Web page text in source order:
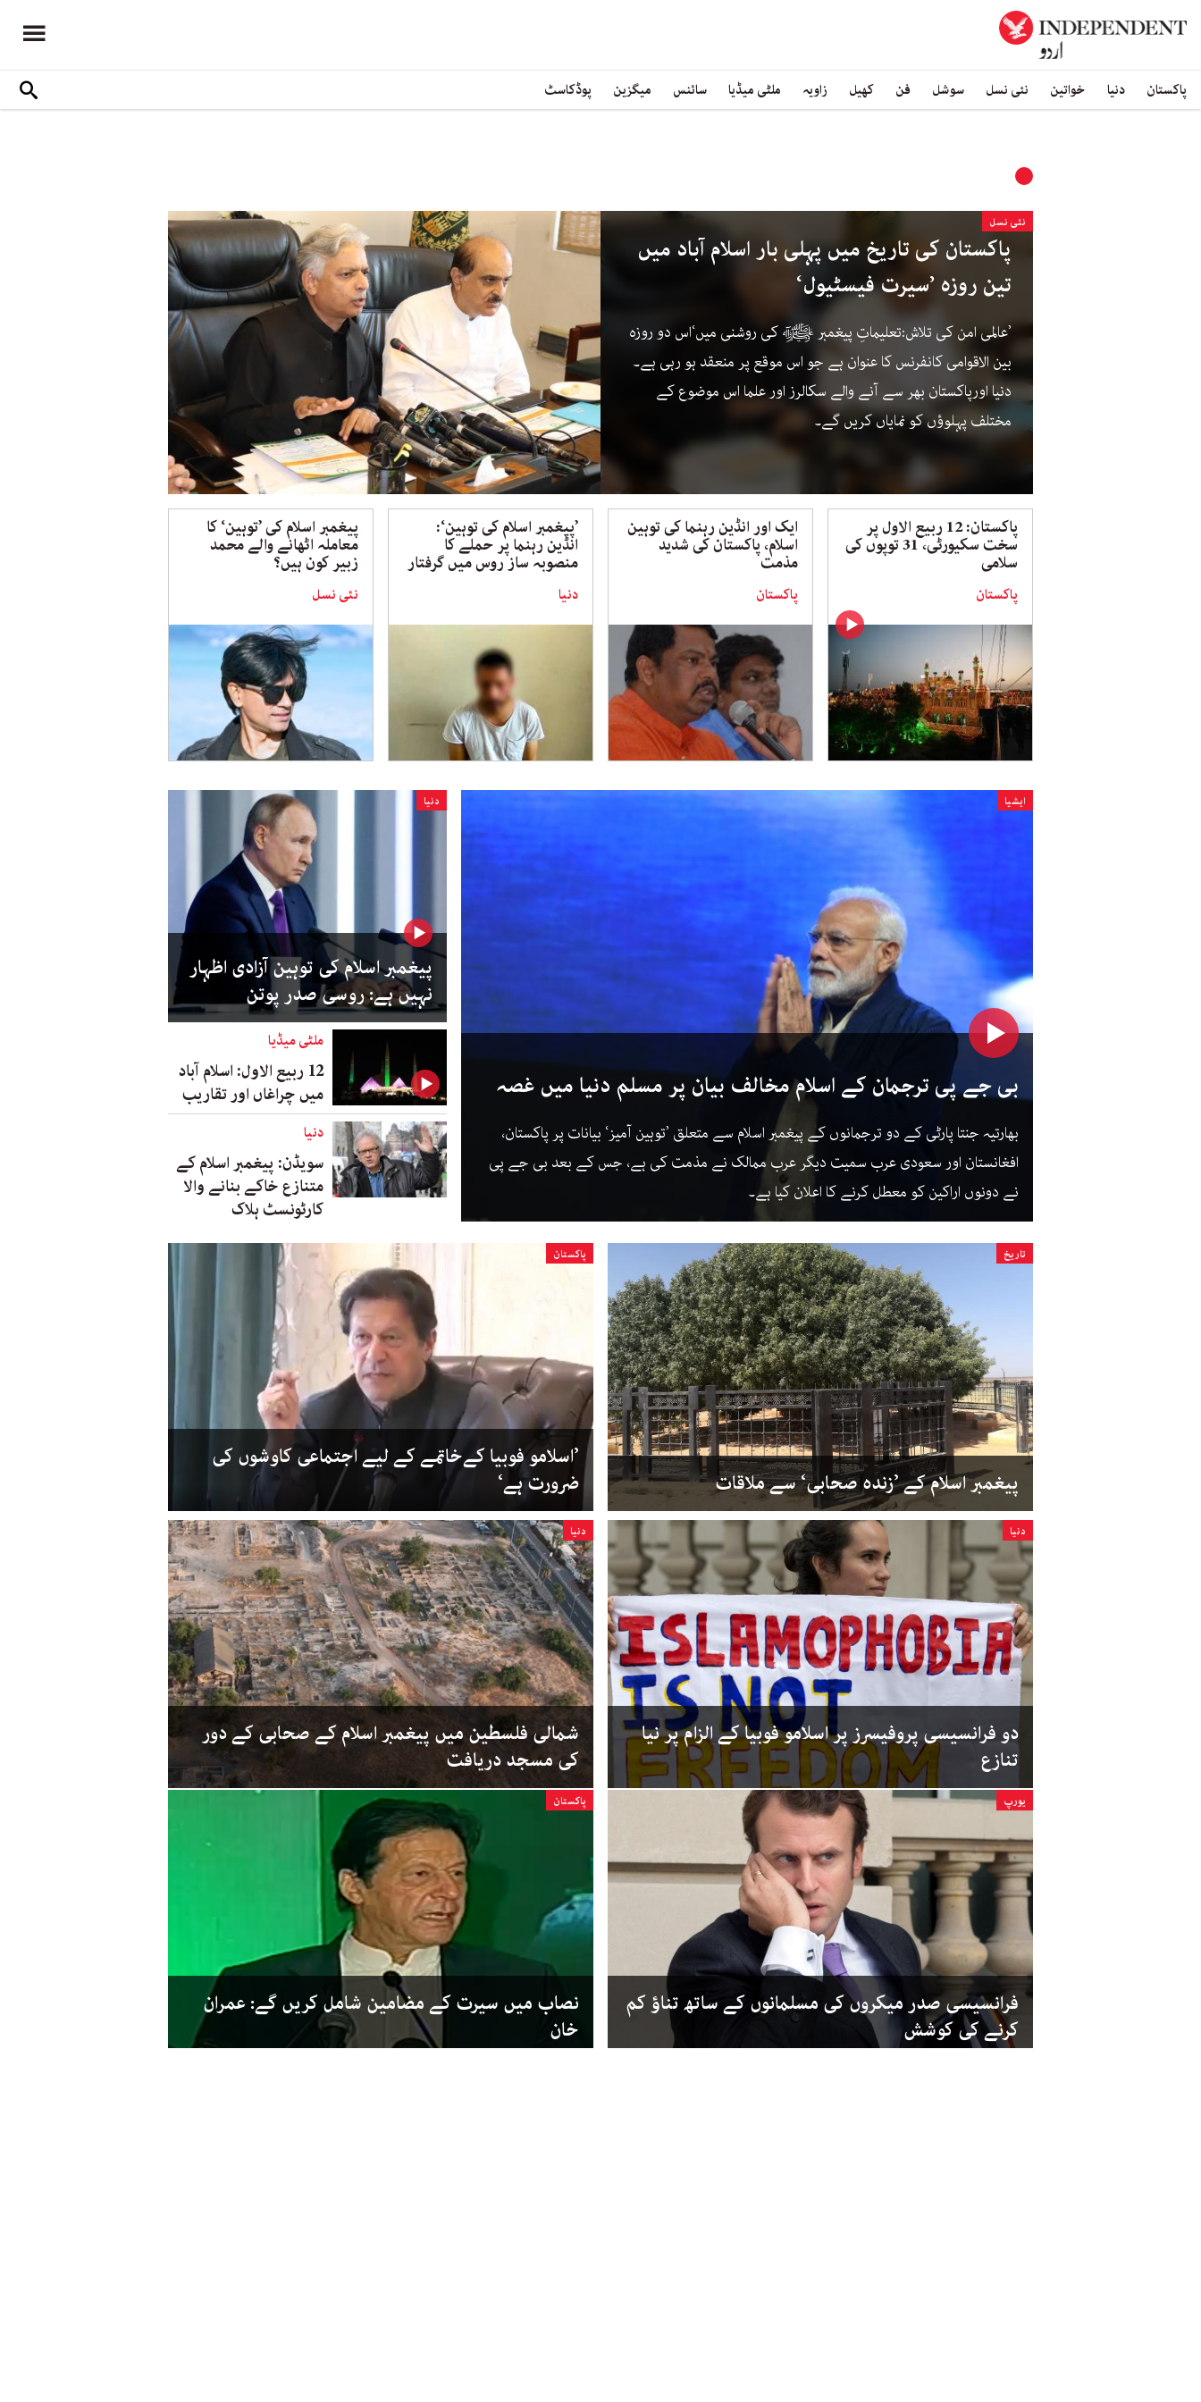
پاکستان دنیا خواتین نئی نسل سوشل فن کھیل زاویہ ملٹی میڈیا سائنس میگزین پوڈکاسٹ
نئی نسل
پاکستان کی تاریخ میں پہلی بار اسلام آباد میں
تین روزہ ’سیرت فیسٹیول‘
’عالمی امن کی تلاش:تعلیماتِ پیغمبر ﷺ کی روشنی میں‘اس دو روزہ
بین الاقوامی کانفرنس کا عنوان ہے جو اس موقع پر منعقد ہو رہی ہے۔
دنیا اورپاکستان بھر سے آنے والے سکالرز اور علما اس موضوع کے
مختلف پہلوؤں کو نمایاں کریں گے۔
پاکستان: 12 ربیع الاول پر
سخت سکیورٹی، 31 توپوں کی
سلامی
پاکستان
ایک اور انڈین رہنما کی توہین
اسلام، پاکستان کی شدید
مذمت
پاکستان
’پیغمبر اسلام کی توہین‘:
انڈین رہنما پر حملے کا
منصوبہ ساز روس میں گرفتار
دنیا
پیغمبر اسلام کی ’توہین‘ کا
معاملہ اٹھانے والے محمد
زبیر کون ہیں؟
نئی نسل
ایشیا
بی جے پی ترجمان کے اسلام مخالف بیان پر مسلم دنیا میں غصہ
بھارتیہ جنتا پارٹی کے دو ترجمانوں کے پیغمبر اسلام سے متعلق ’توہین آمیز‘ بیانات پر پاکستان،
افغانستان اور سعودی عرب سمیت دیگر عرب ممالک نے مذمت کی ہے، جس کے بعد بی جے پی
نے دونوں اراکین کو معطل کرنے کا اعلان کیا ہے۔
دنیا
پیغمبر اسلام کی توہین آزادی اظہار
نہیں ہے: روسی صدر پوتن
ملٹی میڈیا
12 ربیع الاول: اسلام آباد
میں چراغاں اور تقاریب
دنیا
سویڈن: پیغمبر اسلام کے
متنازع خاکے بنانے والا
کارٹونسٹ ہلاک
تاریخ
پیغمبر اسلام کے ’زندہ صحابی‘ سے ملاقات
پاکستان
’اسلامو فوبیا کےخاتمے کے لیے اجتماعی کاوشوں کی
ضرورت ہے‘
دنیا
دو فرانسیسی پروفیسرز پر اسلامو فوبیا کے الزام پر نیا
تنازع
دنیا
شمالی فلسطین میں پیغمبر اسلام کے صحابی کے دور
کی مسجد دریافت
یورپ
فرانسیسی صدر میکروں کی مسلمانوں کے ساتھ تناؤ کم
کرنے کی کوشش
پاکستان
نصاب میں سیرت کے مضامین شامل کریں گے: عمران
خان